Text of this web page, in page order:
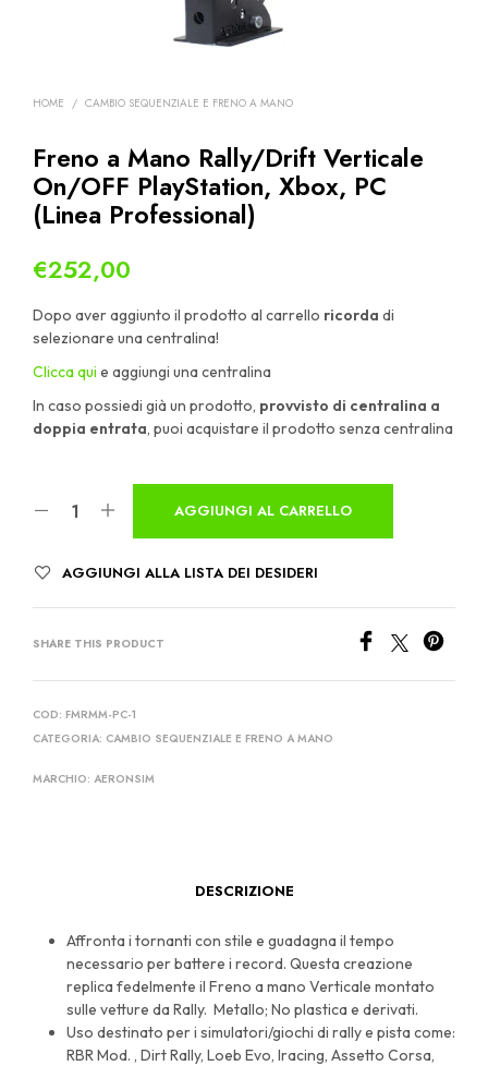
HOME / CAMBIO SEQUENZIALE E FRENO A MANO
Freno a Mano Rally/Drift Verticale
On/OFF PlayStation, Xbox, PC
(Linea Professional)
€252,00
Dopo aver aggiunto il prodotto al carrello ricorda di
selezionare una centralina!
Clicca qui e aggiungi una centralina
In caso possiedi già un prodotto, provvisto di centralina a
doppia entrata, puoi acquistare il prodotto senza centralina
AGGIUNGI AL CARRELLO
AGGIUNGI ALLA LISTA DEI DESIDERI
SHARE THIS PRODUCT
COD: FMRMM-PC-1
CATEGORIA: CAMBIO SEQUENZIALE E FRENO A MANO
MARCHIO: AERONSIM
DESCRIZIONE
Affronta i tornanti con stile e guadagna il tempo
necessario per battere i record. Questa creazione
replica fedelmente il Freno a mano Verticale montato
sulle vetture da Rally. Metallo; No plastica e derivati.
Uso destinato per i simulatori/giochi di rally e pista come:
RBR Mod. , Dirt Rally, Loeb Evo, Iracing, Assetto Corsa,